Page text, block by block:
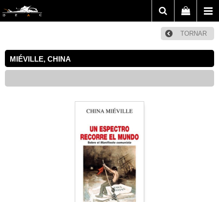
TORNAR
MIÉVILLE, CHINA